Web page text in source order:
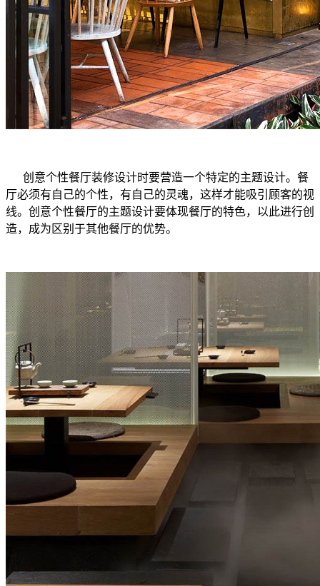
创意个性餐厅装修设计时要营造一个特定的主题设计。餐
厅必须有自己的个性，有自己的灵魂，这样才能吸引顾客的视
线。创意个性餐厅的主题设计要体现餐厅的特色，以此进行创
造，成为区别于其他餐厅的优势。